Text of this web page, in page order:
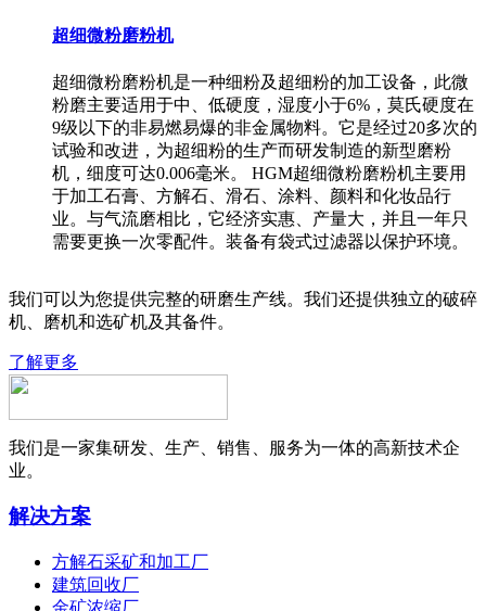
超细微粉磨粉机
超细微粉磨粉机是一种细粉及超细粉的加工设备，此微
粉磨主要适用于中、低硬度，湿度小于6%，莫氏硬度在
9级以下的非易燃易爆的非金属物料。它是经过20多次的
试验和改进，为超细粉的生产而研发制造的新型磨粉
机，细度可达0.006毫米。 HGM超细微粉磨粉机主要用
于加工石膏、方解石、滑石、涂料、颜料和化妆品行
业。与气流磨相比，它经济实惠、产量大，并且一年只
需要更换一次零配件。装备有袋式过滤器以保护环境。
我们可以为您提供完整的研磨生产线。我们还提供独立的破碎
机、磨机和选矿机及其备件。
了解更多
我们是一家集研发、生产、销售、服务为一体的高新技术企
业。
解决方案
方解石采矿和加工厂
建筑回收厂
金矿浓缩厂